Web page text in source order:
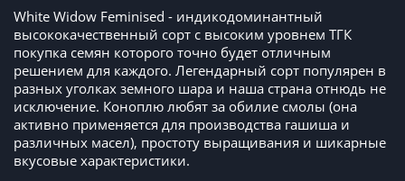
White Widow Feminised - индикодоминантный
высококачественный сорт с высоким уровнем ТГК
покупка семян которого точно будет отличным
решением для каждого. Легендарный сорт популярен в
разных уголках земного шара и наша страна отнюдь не
исключение. Коноплю любят за обилие смолы (она
активно применяется для производства гашиша и
различных масел), простоту выращивания и шикарные
вкусовые характеристики.